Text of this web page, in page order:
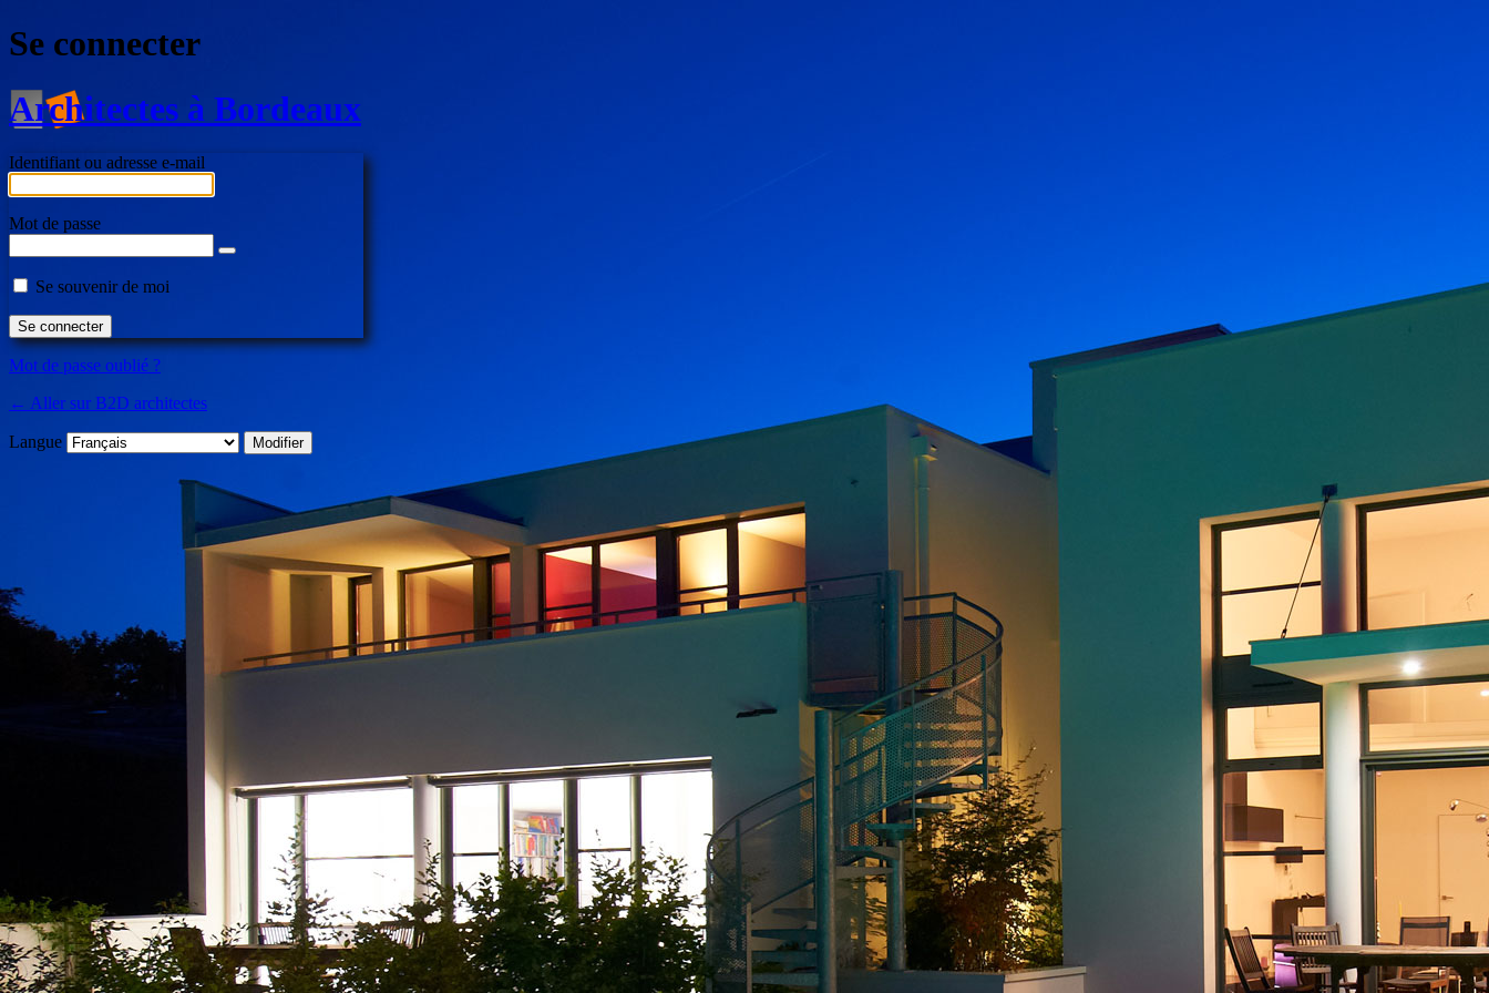
Se connecter
Architectes à Bordeaux
Identifiant ou adresse e-mail
Mot de passe
Se souvenir de moi
Mot de passe oublié ?
← Aller sur B2D architectes
Langue